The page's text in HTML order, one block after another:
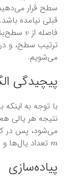
سطح قرار
قبلی نیامده
فاصله از v
ترتیب سطح، و
می‌شویم.
پیچیدگی‌
با توجه به اینکه
نتیجه هر یالی
می‌شود، پس در کل
mتعداد یال‌ها و
پیاده‌سازی